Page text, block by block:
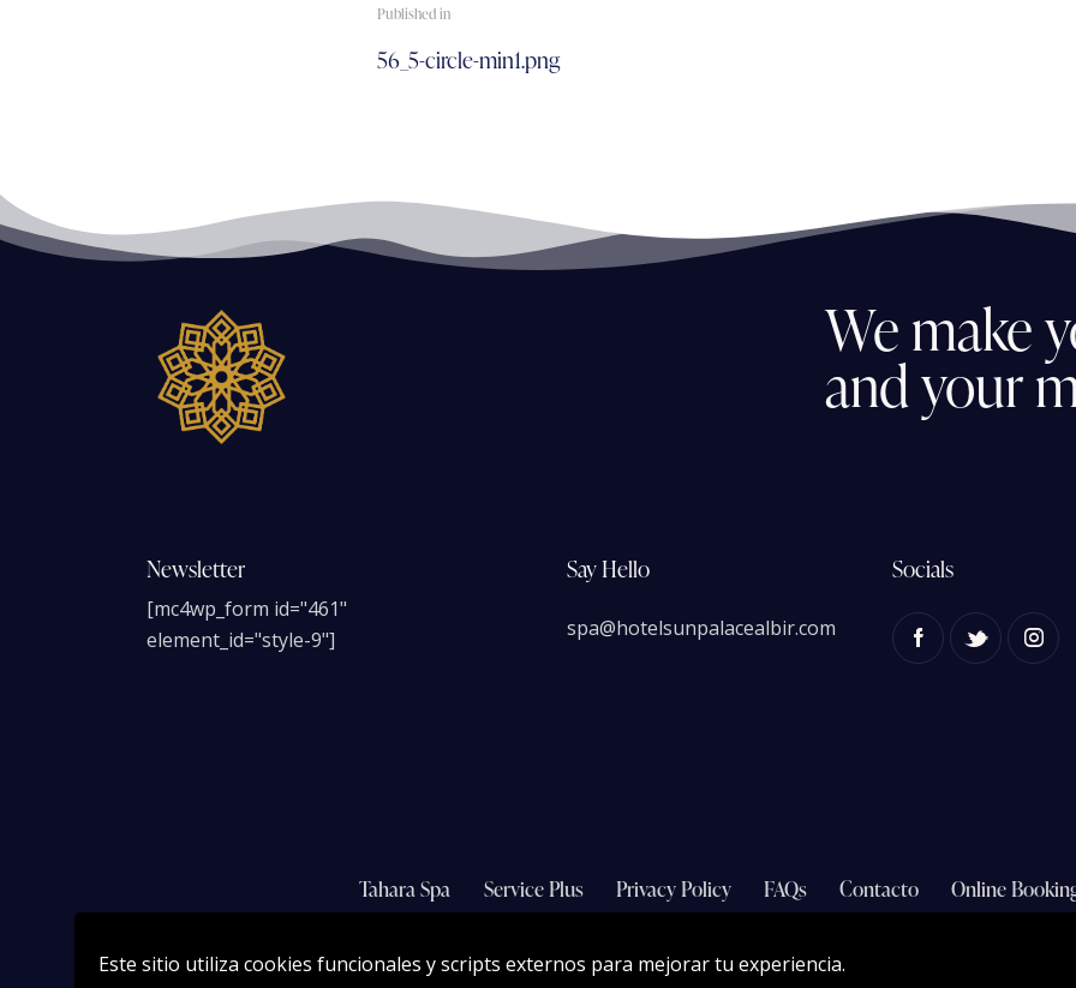
Este sitio utiliza cookies funcionales y scripts externos para mejorar tu experiencia.
Published in
56_5-circle-min1.png
Wemake
andyour
Newsletter
[mc4wp_form id="461"
element_id="style-9"]
Say Hello
spa@hotelsunpalacealbir.com
Socials
Tahara Spa Service Plus Privacy Policy FAQs Contacto Online